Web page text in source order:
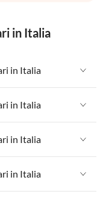
in Italia
in Italia
in Italia
in Italia
in Italia